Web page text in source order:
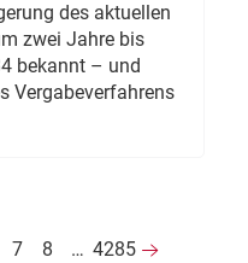
des aktuellen
zwei Jahre bis
bekannt – und
Vergabeverfahrens
7 8 … 4285